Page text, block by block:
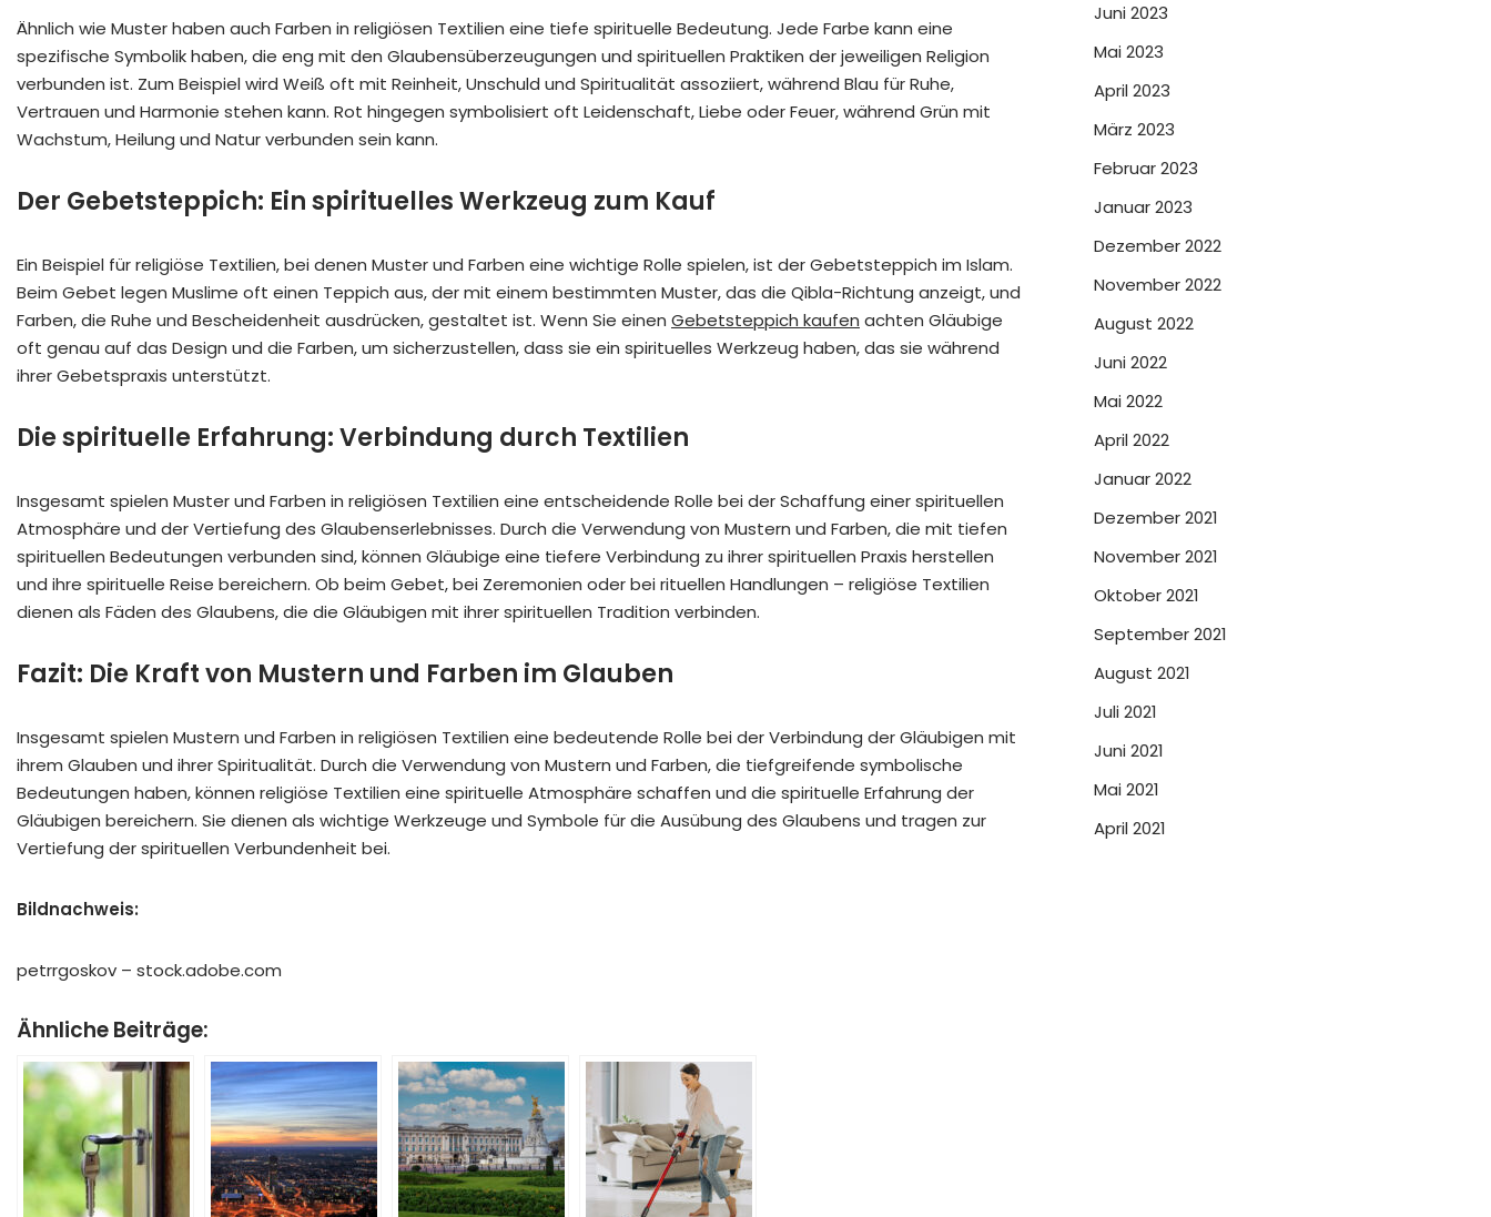
Ähnlich wie Muster haben auch Farben in religiösen Textilien eine tiefe spirituelle Bedeutung. Jede Farbe kann eine
spezifische Symbolik haben, die eng mit den Glaubensüberzeugungen und spirituellen Praktiken der jeweiligen Religion
verbunden ist. Zum Beispiel wird Weiß oft mit Reinheit, Unschuld und Spiritualität assoziiert, während Blau für Ruhe,
Vertrauen und Harmonie stehen kann. Rot hingegen symbolisiert oft Leidenschaft, Liebe oder Feuer, während Grün mit
Wachstum, Heilung und Natur verbunden sein kann.
Der Gebetsteppich: Ein spirituelles Werkzeug zum Kauf
Ein Beispiel für religiöse Textilien, bei denen Muster und Farben eine wichtige Rolle spielen, ist der Gebetsteppich im Islam.
Beim Gebet legen Muslime oft einen Teppich aus, der mit einem bestimmten Muster, das die Qibla-Richtung anzeigt, und
Farben, die Ruhe und Bescheidenheit ausdrücken, gestaltet ist. Wenn Sie einen Gebetsteppich kaufen achten Gläubige
oft genau auf das Design und die Farben, um sicherzustellen, dass sie ein spirituelles Werkzeug haben, das sie während
ihrer Gebetspraxis unterstützt.
Die spirituelle Erfahrung: Verbindung durch Textilien
Insgesamt spielen Muster und Farben in religiösen Textilien eine entscheidende Rolle bei der Schaffung einer spirituellen
Atmosphäre und der Vertiefung des Glaubenserlebnisses. Durch die Verwendung von Mustern und Farben, die mit tiefen
spirituellen Bedeutungen verbunden sind, können Gläubige eine tiefere Verbindung zu ihrer spirituellen Praxis herstellen
und ihre spirituelle Reise bereichern. Ob beim Gebet, bei Zeremonien oder bei rituellen Handlungen – religiöse Textilien
dienen als Fäden des Glaubens, die die Gläubigen mit ihrer spirituellen Tradition verbinden.
Fazit: Die Kraft von Mustern und Farben im Glauben
Insgesamt spielen Mustern und Farben in religiösen Textilien eine bedeutende Rolle bei der Verbindung der Gläubigen mit
ihrem Glauben und ihrer Spiritualität. Durch die Verwendung von Mustern und Farben, die tiefgreifende symbolische
Bedeutungen haben, können religiöse Textilien eine spirituelle Atmosphäre schaffen und die spirituelle Erfahrung der
Gläubigen bereichern. Sie dienen als wichtige Werkzeuge und Symbole für die Ausübung des Glaubens und tragen zur
Vertiefung der spirituellen Verbundenheit bei.
Bildnachweis:
petrrgoskov – stock.adobe.com
Ähnliche Beiträge:
Juni 2023
Mai 2023
April 2023
März 2023
Februar 2023
Januar 2023
Dezember 2022
November 2022
August 2022
Juni 2022
Mai 2022
April 2022
Januar 2022
Dezember 2021
November 2021
Oktober 2021
September 2021
August 2021
Juli 2021
Juni 2021
Mai 2021
April 2021